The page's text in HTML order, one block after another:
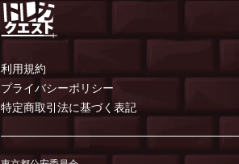
利用規約
プライバシーポリシー
特定商取引法に基づく表記